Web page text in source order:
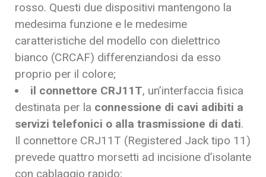
rosso. Questi due dispositivi mantengono la
medesima funzione e le medesime
caratteristiche del modello con dielettrico
bianco (CRCAF) differenziandosi da esso
proprio per il colore;
il connettore CRJ11T, un’interfaccia fisica
destinata per la connessione di cavi adibiti a
servizi telefonici o alla trasmissione di dati.
Il connettore CRJ11T (Registered Jack tipo 11)
prevede quattro morsetti ad incisione d’isolante
con cablaggio rapido;